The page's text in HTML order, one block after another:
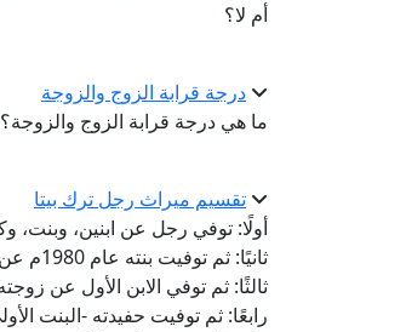
أم لا؟
درجة قرابة الزوج والزوجة
ما هي درجة قرابة الزوج والزوجة؟
تقسيم ميراث رجل ترك بيتا
أولًا: توفي رجل عن ابنين، وبنت،
ثانيًا: ثم توفيت بنته عام 1980م عن أولادها: ابنين، وبنتين، وولدي بنتها المتوفاة قبلها، وبقية المذكورين.
ثالثًا: ثم توفي الابن الأول عن
رابعًا: ثم توفيت حفيدته -البنت